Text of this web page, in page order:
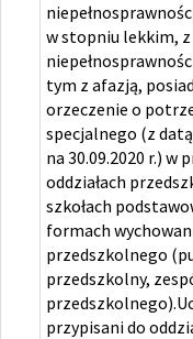
w stopniu lekkim, z
tym z afazją,
orzeczenie o
specjalnego (z
na 30.09.2020 r.) w
oddziałach
szkołach
formach
przedszkolnego
przedszkolny,
przypisani do